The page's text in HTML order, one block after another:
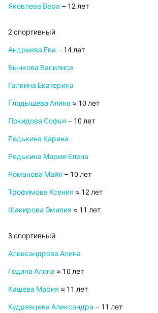
Яковлева Вера – 12 лет
2 спортивный
Андреева Ева – 14 лет
Бычкова Василиса
Галкина Екатерина
Гладышева Алина ≈ 10 лет
Покидова Софья – 10 лет
Редькина Карина
Редькина Мария-Елена
Романова Майя – 10 лет
Трофимова Ксения ≈ 12 лет
Шакирова Эмилия ≈ 11 лет
3 спортивный
Александрова Алина
Година Алена ≈ 10 лет
Кашева Мария ≈ 11 лет
Кудрявцева Александра – 11 лет